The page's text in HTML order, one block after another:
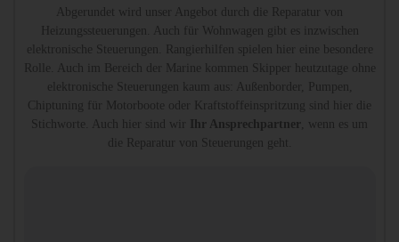
Abgerundet wird unser Angebot durch die Reparatur von
Heizungssteuerungen. Auch für Wohnwagen gibt es inzwischen
elektronische Steuerungen. Rangierhilfen spielen hier eine besondere
Rolle. Auch im Bereich der Marine kommen Skipper heutzutage ohne
elektronische Steuerungen kaum aus: Außenborder, Pumpen,
Chiptuning für Motorboote oder Kraftstoffeinspritzung sind hier die
Stichworte. Auch hier sind wir Ihr Ansprechpartner
, wenn es um
die Reparatur von Steuerungen geht.